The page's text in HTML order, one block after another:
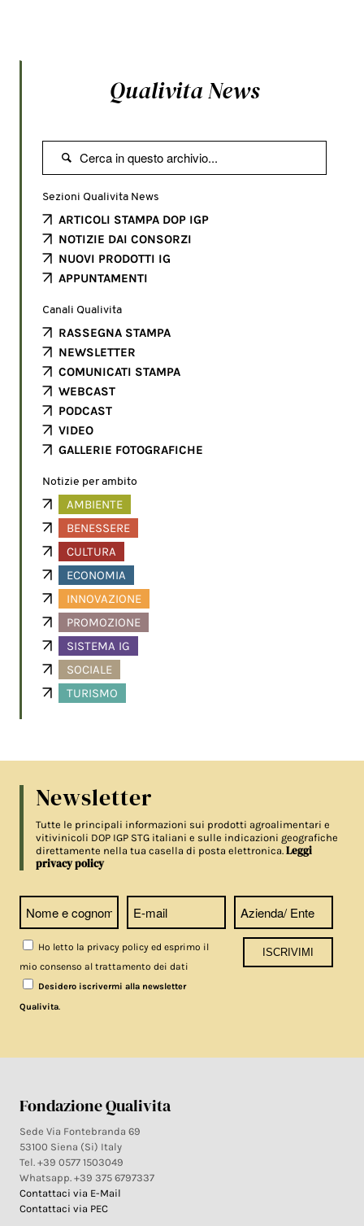
Qualivita News

Sezioni Qualivita News
ARTICOLI STAMPA DOP IGP
NOTIZIE DAI CONSORZI
NUOVI PRODOTTI IG
APPUNTAMENTI
Canali Qualivita
RASSEGNA STAMPA
NEWSLETTER
COMUNICATI STAMPA
WEBCAST
PODCAST
VIDEO
GALLERIE FOTOGRAFICHE
Notizie per ambito
AMBIENTE
BENESSERE
CULTURA
ECONOMIA
INNOVAZIONE
PROMOZIONE
SISTEMA IG
SOCIALE
TURISMO
Newsletter
Tutte le principali informazioni sui prodotti agroalimentari e
vitivinicoli DOP IGP STG italiani e sulle indicazioni geografiche
direttamente nella tua casella di posta elettronica.Leggi
privacy policy
Ho letto la privacy policy ed esprimo il
mio consenso al trattamento dei dati
Desidero iscrivermi alla newsletter
Qualivita.
Fondazione Qualivita
Sede Via Fontebranda 69
53100 Siena (Si) Italy
Tel. +39 0577 1503049
Whatsapp. +39 375 6797337
Contattaci via E-Mail
Contattaci via PEC